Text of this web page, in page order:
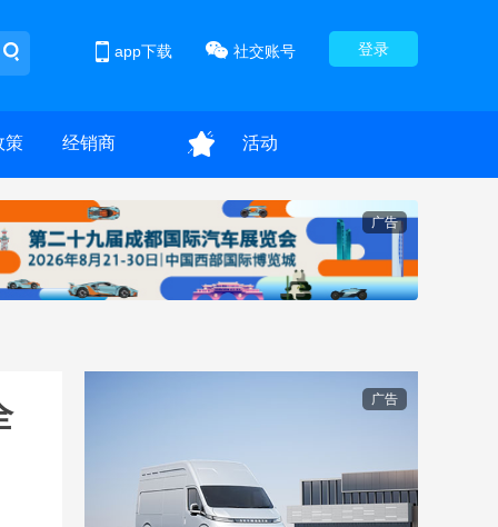
登录
社交账号
app下载
策 经销商 活动
广告
广告